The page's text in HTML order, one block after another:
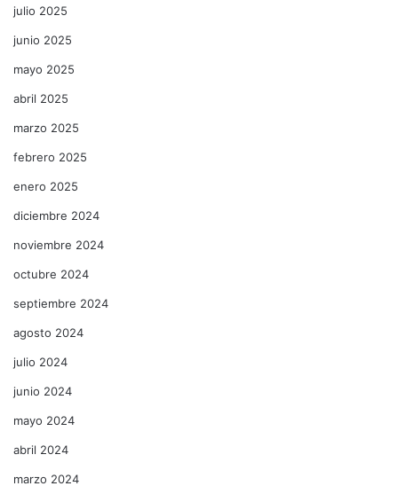
julio 2025
junio 2025
mayo 2025
abril 2025
marzo 2025
febrero 2025
enero 2025
diciembre 2024
noviembre 2024
octubre 2024
septiembre 2024
agosto 2024
julio 2024
junio 2024
mayo 2024
abril 2024
marzo 2024